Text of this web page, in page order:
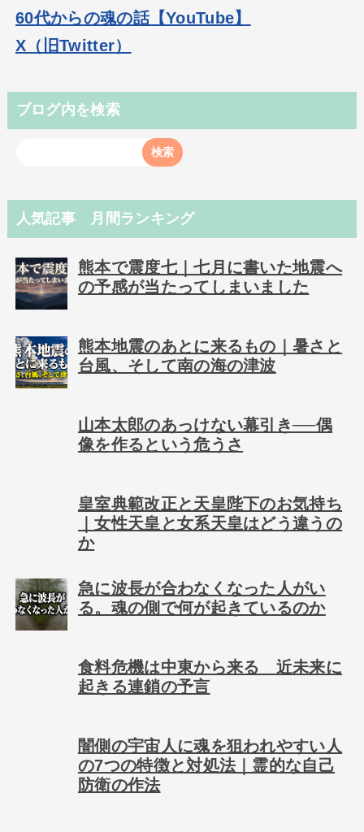
60代からの魂の話【YouTube】
X（旧Twitter）
ブログ内を検索
人気記事 月間ランキング
熊本で震度七｜七月に書いた地震へ
の予感が当たってしまいました
熊本地震のあとに来るもの｜暑さと
台風、そして南の海の津波
山本太郎のあっけない幕引き──偶
像を作るという危うさ
皇室典範改正と天皇陛下のお気持ち
｜女性天皇と女系天皇はどう違うの
か
急に波長が合わなくなった人がい
る。魂の側で何が起きているのか
食料危機は中東から来る 近未来に
起きる連鎖の予言
闇側の宇宙人に魂を狙われやすい人
の7つの特徴と対処法｜霊的な自己
防衛の作法